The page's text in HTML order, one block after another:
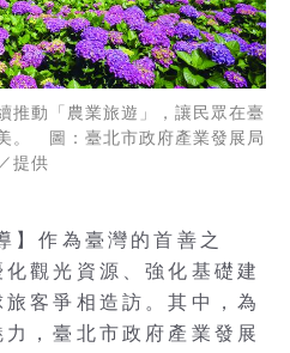
推動「農業旅遊」，讓民眾在臺
。 圖：臺北市政府產業發展局
提供
】作為臺灣的首善之
觀光資源、強化基礎建
客爭相造訪。其中，為
，臺北市政府產業發展